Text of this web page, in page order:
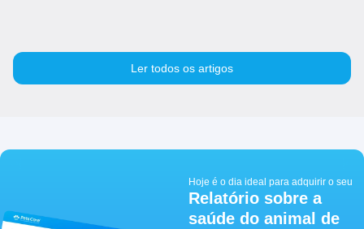
Ler todos os artigos
Hoje é o dia ideal para adquirir o seu
Relatório sobre a
saúde do animal de